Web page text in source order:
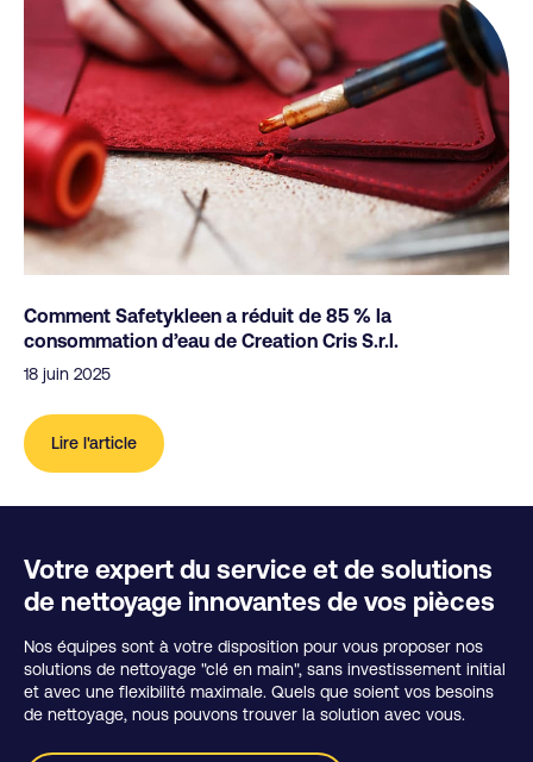
Comment Safetykleen a réduit de 85 % la
consommation d’eau de Creation Cris S.r.l.
18 juin 2025
Lire l'article
Votre expert du service et de solutions
de nettoyage innovantes de vos pièces
Nos équipes sont à votre disposition pour vous proposer nos
solutions de nettoyage "clé en main", sans investissement initial
et avec une flexibilité maximale. Quels que soient vos besoins
de nettoyage, nous pouvons trouver la solution avec vous.